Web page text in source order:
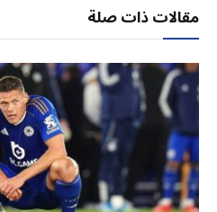
مقالات ذات صلة